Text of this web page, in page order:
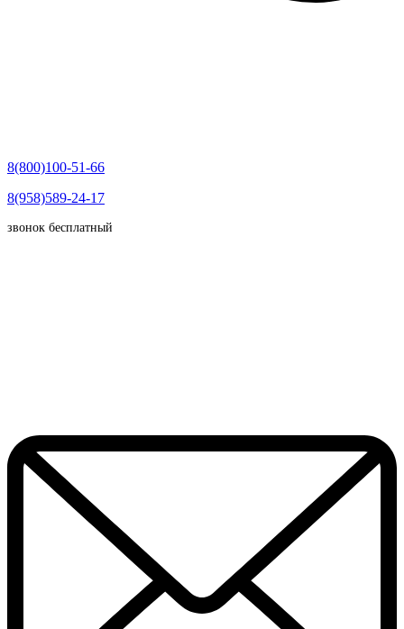
8(800)100-51-66
8(958)589-24-17
звонок бесплатный